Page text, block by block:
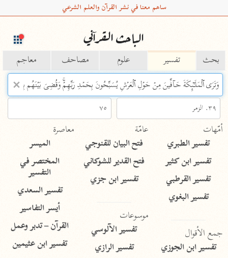
ساهم معنا في نشر القرآن والعلم الشرعي
الباحث القرآني
بحث تفسير علوم مصاحف معاجم
Type 2 or more characters for results.
Type 1 or more
characters for results.
أمّهات
تفسير الطبري
تفسير ابن كثير
تفسير القرطبي
تفسير البغوي
جمع الأقوال
تفسير ابن الجوزي
عامّة
فتح البيان للقنوجي
فتح القدير للشوكاني
تفسير ابن جزي
موسوعات
تفسير الآلوسي
تفسير الرازي
معاصرة
الميسر
المختصر في
التفسير
تفسير السعدي
أيسر التفاسير
القرآن – تدبر وعمل
تفسير ابن عثيمين